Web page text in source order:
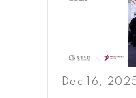
Dec 16,